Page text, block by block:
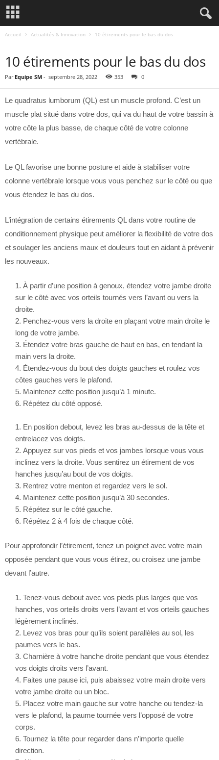
Accueil Actualités & Innovation 10 étirements pour le bas du dos
10 étirements pour le bas du dos
Par Equipe SM - septembre 28, 2022 353 0
Le quadratus lumborum (QL) est un muscle profond. C’est un
muscle plat situé dans votre dos, qui va du haut de votre bassin à
votre côte la plus basse, de chaque côté de votre colonne
vertébrale.
Le QL favorise une bonne posture et aide à stabiliser votre
colonne vertébrale lorsque vous vous penchez sur le côté ou que
vous étendez le bas du dos.
L’intégration de certains étirements QL dans votre routine de
conditionnement physique peut améliorer la flexibilité de votre dos
et soulager les anciens maux et douleurs tout en aidant à prévenir
les nouveaux.
À partir d’une position à genoux, étendez votre jambe droite
sur le côté avec vos orteils tournés vers l’avant ou vers la
droite.
Penchez-vous vers la droite en plaçant votre main droite le
long de votre jambe.
Étendez votre bras gauche de haut en bas, en tendant la
main vers la droite.
Étendez-vous du bout des doigts gauches et roulez vos
côtes gauches vers le plafond.
Maintenez cette position jusqu’à 1 minute.
Répétez du côté opposé.
En position debout, levez les bras au-dessus de la tête et
entrelacez vos doigts.
Appuyez sur vos pieds et vos jambes lorsque vous vous
inclinez vers la droite. Vous sentirez un étirement de vos
hanches jusqu’au bout de vos doigts.
Rentrez votre menton et regardez vers le sol.
Maintenez cette position jusqu’à 30 secondes.
Répétez sur le côté gauche.
Répétez 2 à 4 fois de chaque côté.
Pour approfondir l’étirement, tenez un poignet avec votre main
opposée pendant que vous vous étirez, ou croisez une jambe
devant l’autre.
Tenez-vous debout avec vos pieds plus larges que vos
hanches, vos orteils droits vers l’avant et vos orteils gauches
légèrement inclinés.
Levez vos bras pour qu’ils soient parallèles au sol, les
paumes vers le bas.
Charnière à votre hanche droite pendant que vous étendez
vos doigts droits vers l’avant.
Faites une pause ici, puis abaissez votre main droite vers
votre jambe droite ou un bloc.
Placez votre main gauche sur votre hanche ou tendez-la
vers le plafond, la paume tournée vers l’opposé de votre
corps.
Tournez la tête pour regarder dans n’importe quelle
direction.